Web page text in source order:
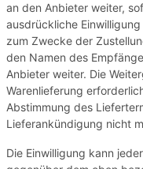
an den Anbieter weiter,
ausdrückliche
zum Zwecke der
den Namen des
Anbieter weiter. Die
Warenlieferung
Abstimmung des
Lieferankündigung nicht
Die Einwilligung kann